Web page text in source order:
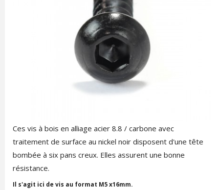
Ces vis à bois en alliage acier 8.8 / carbone avec
traitement de surface au nickel noir disposent d'une tête
bombée à six pans creux. Elles assurent une bonne
résistance.
Il s'agit ici de vis au format M5 x16mm.